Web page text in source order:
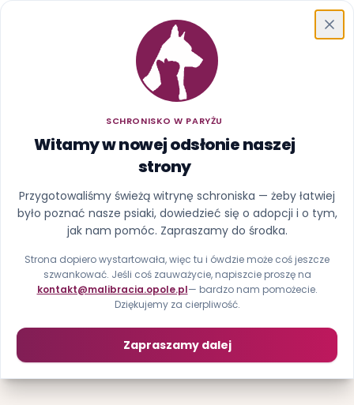
SCHRONISKO W PARYŻU
Witamy w nowej odsłonie naszej
strony
Przygotowaliśmy świeżą witrynę schroniska — żeby łatwiej
było poznać nasze psiaki, dowiedzieć się o adopcji i o tym,
jak nam pomóc. Zapraszamy do środka.
Strona dopiero wystartowała, więc tu i ówdzie może coś jeszcze
szwankować. Jeśli coś zauważycie, napiszcie proszę na
kontakt@malibracia.opole.pl— bardzo nam pomożecie.
Dziękujemy za cierpliwość.
Zapraszamy dalej
Schronisko w Paryżu
Ups, ta strona uciekła z
kojca
Nie znaleźliśmy strony pod tym adresem (błąd 404).
Strona główna Zobacz psiaki